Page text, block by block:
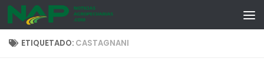
Skip to content
ETIQUETADO: CASTAGNANI